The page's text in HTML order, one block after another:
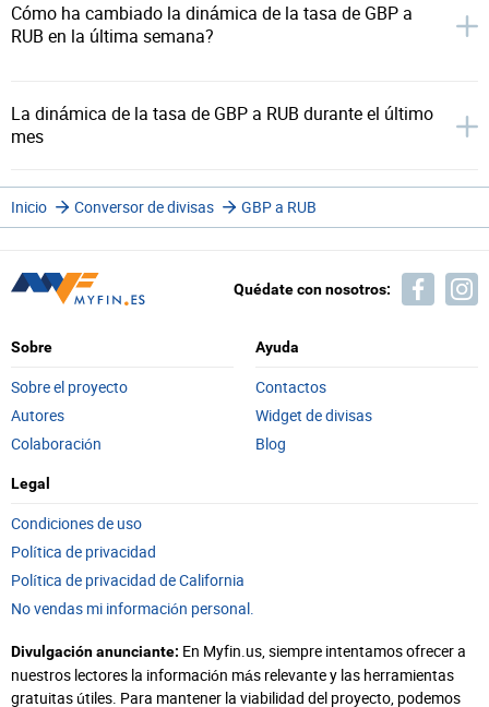
Cómo ha cambiado la dinámica de la tasa de GBP a
RUB en la última semana?
La dinámica de la tasa de GBP a RUB durante el último
mes
Inicio Conversor de divisas GBP a RUB
Quédate con nosotros:
Sobre
Sobre el proyecto
Autores
Colaboración
Ayuda
Contactos
Widget de divisas
Blog
Legal
Condiciones de uso
Política de privacidad
Política de privacidad de California
No vendas mi información personal.
Divulgación anunciante: En Myfin.us, siempre intentamos ofrecer a
nuestros lectores la información más relevante y las herramientas
gratuitas útiles. Para mantener la viabilidad del proyecto, podemos